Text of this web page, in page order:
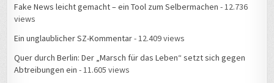
Fake News leicht gemacht – ein Tool zum Selbermachen - 12.736
views
Ein unglaublicher SZ-Kommentar- 12.409 views
Quer durch Berlin: Der „Marsch für das Leben“ setzt sich gegen
Abtreibungen ein - 11.605 views